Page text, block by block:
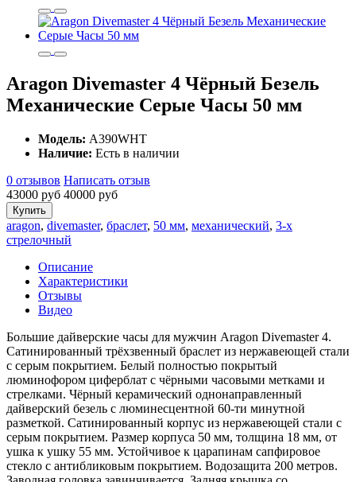
Aragon Divemaster 4 Чёрный Безель
Механические Серые Часы 50 мм
Модель: A390WHT
Наличие: Есть в наличии
0 отзывов Написать отзыв
43000 руб 40000 руб
Купить
aragon, divemaster, браслет, 50 мм, механический, 3-х
стрелочный
Описание
Характеристики
Отзывы
Видео
Большие дайверские часы для мужчин Aragon Divemaster 4.
Сатинированный трёхзвенный браслет из нержавеющей стали
с серым покрытием. Белый полностью покрытый
люминофором циферблат с чёрными часовыми метками и
стрелками. Чёрный керамический однонаправленный
дайверский безель с люминесцентной 60-ти минутной
разметкой. Сатинированный корпус из нержавеющей стали с
серым покрытием. Размер корпуса 50 мм, толщина 18 мм, от
ушка к ушку 55 мм. Устойчивое к царапинам сапфировое
стекло с антибликовым покрытием. Водозащита 200 метров.